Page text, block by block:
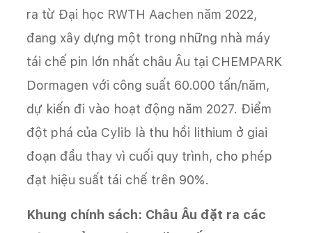
ra từ Đại học RWTH Aachen năm 2022,
đang xây dựng một trong những nhà máy
tái chế pin lớn nhất châu Âu tại CHEMPARK
Dormagen với công suất 60.000 tấn/năm,
dự kiến đi vào hoạt động năm 2027. Điểm
đột phá của Cylib là thu hồi lithium ở giai
đoạn đầu thay vì cuối quy trình, cho phép
đạt hiệu suất tái chế trên 90%.
Khung chính sách: Châu Âu đặt ra các